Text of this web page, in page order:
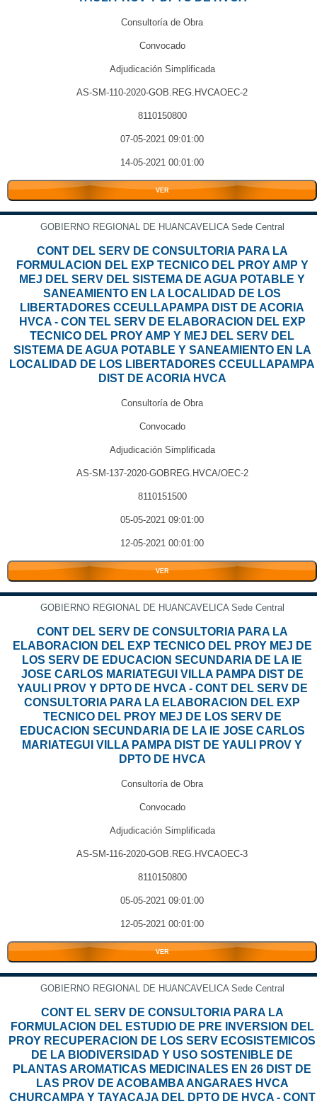
Consultoría de Obra
Convocado
Adjudicación Simplificada
AS-SM-110-2020-GOB.REG.HVCAOEC-2
8110150800
07-05-2021 09:01:00
14-05-2021 00:01:00
VER
GOBIERNO REGIONAL DE HUANCAVELICA Sede Central
CONT DEL SERV DE CONSULTORIA PARA LA
FORMULACION DEL EXP TECNICO DEL PROY AMP Y
MEJ DEL SERV DEL SISTEMA DE AGUA POTABLE Y
SANEAMIENTO EN LA LOCALIDAD DE LOS
LIBERTADORES CCEULLAPAMPA DIST DE ACORIA
HVCA - CON TEL SERV DE ELABORACION DEL EXP
TECNICO DEL PROY AMP Y MEJ DEL SERV DEL
SISTEMA DE AGUA POTABLE Y SANEAMIENTO EN LA
LOCALIDAD DE LOS LIBERTADORES CCEULLAPAMPA
DIST DE ACORIA HVCA
Consultoría de Obra
Convocado
Adjudicación Simplificada
AS-SM-137-2020-GOBREG.HVCA/OEC-2
8110151500
05-05-2021 09:01:00
12-05-2021 00:01:00
VER
GOBIERNO REGIONAL DE HUANCAVELICA Sede Central
CONT DEL SERV DE CONSULTORIA PARA LA
ELABORACION DEL EXP TECNICO DEL PROY MEJ DE
LOS SERV DE EDUCACION SECUNDARIA DE LA IE
JOSE CARLOS MARIATEGUI VILLA PAMPA DIST DE
YAULI PROV Y DPTO DE HVCA - CONT DEL SERV DE
CONSULTORIA PARA LA ELABORACION DEL EXP
TECNICO DEL PROY MEJ DE LOS SERV DE
EDUCACION SECUNDARIA DE LA IE JOSE CARLOS
MARIATEGUI VILLA PAMPA DIST DE YAULI PROV Y
DPTO DE HVCA
Consultoría de Obra
Convocado
Adjudicación Simplificada
AS-SM-116-2020-GOB.REG.HVCAOEC-3
8110150800
05-05-2021 09:01:00
12-05-2021 00:01:00
VER
GOBIERNO REGIONAL DE HUANCAVELICA Sede Central
CONT EL SERV DE CONSULTORIA PARA LA
FORMULACION DEL ESTUDIO DE PRE INVERSION DEL
PROY RECUPERACION DE LOS SERV ECOSISTEMICOS
DE LA BIODIVERSIDAD Y USO SOSTENIBLE DE
PLANTAS AROMATICAS MEDICINALES EN 26 DIST DE
LAS PROV DE ACOBAMBA ANGARAES HVCA
CHURCAMPA Y TAYACAJA DEL DPTO DE HVCA - CONT